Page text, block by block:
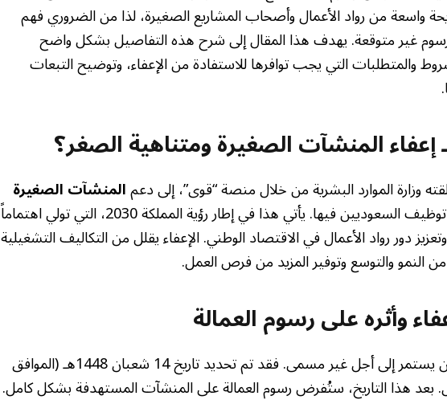
واسعة من رواد الأعمال وأصحاب المشاريع الصغيرة، لذا من الضروري فهم
غير متوقعة. يهدف هذا المقال إلى شرح هذه التفاصيل بشكل واضح
والمتطلبات التي يجب توافرها للاستفادة من الإعفاء، وتوضيح التبعات
المنشآت الصغيرة ومتناهية الصغر؟
وزارة الموارد البشرية من خلال منصة “قوى”، إلى دعمالمنشآت الصغيرة
والمتناهية الصغر، وتشجيع توظيف السعوديين فيها. يأتي هذا في إطار رؤية المملكة 2030، التي تولي اهتماماً
دور رواد الأعمال في الاقتصاد الوطني. الإعفاء يقلل من التكاليف التشغيلية
النمو والتوسع وتوفير المزيد من فرص العمل.
وأثره على رسوم العمالة
أوضحت “قوى” أن الإعفاء لن يستمر إلى أجل غير مسمى. فقد تم تحديد تاريخ 14 شعبان 1448هـ (الموافق